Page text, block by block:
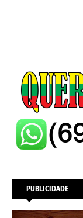
PUBLICIDADE